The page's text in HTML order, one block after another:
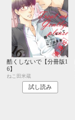
酷くしないで【分冊版1
6】
ねこ田米蔵
試し読み